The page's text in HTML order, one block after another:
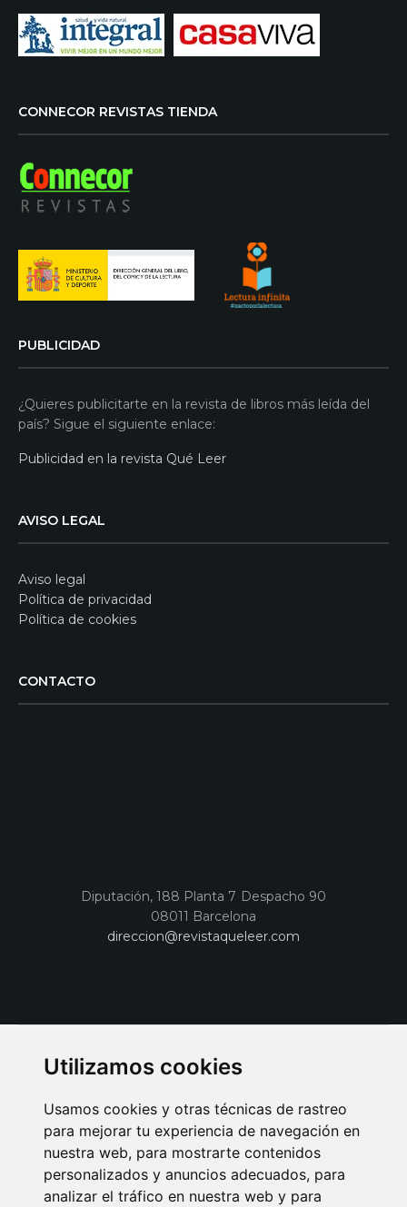
Utilizamos cookies
Usamos cookies y otras técnicas de rastreo
para mejorar tu experiencia de navegación en
nuestra web, para mostrarte contenidos
personalizados y anuncios adecuados, para
analizar el tráfico en nuestra web y para
CONNECOR REVISTAS TIENDA
PUBLICIDAD
¿Quieres publicitarte en la revista de libros más leída del
país? Sigue el siguiente enlace:
Publicidad en la revista Qué Leer
AVISO LEGAL
Aviso legal
Política de privacidad
Política de cookies
CONTACTO
Diputación, 188 Planta 7 Despacho 90
08011 Barcelona
direccion@revistaqueleer.com
AVISO LEGAL POLITICA DE COOKIES POLITICA DE PRIVACIDAD